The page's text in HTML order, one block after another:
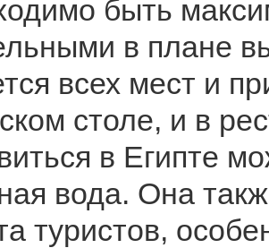
быть
в плане
всех мест и
столе, и в
в Египте
вода. Она
туристов,